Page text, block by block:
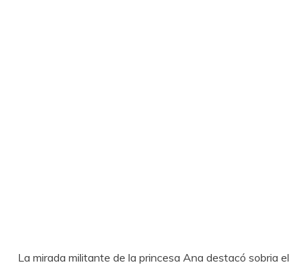
La mirada militante de la princesa Ana destacó sobria el